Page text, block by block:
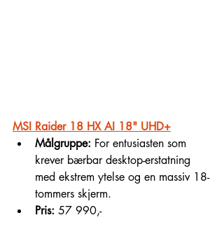
MSI Raider 18 HX AI 18" UHD+
Målgruppe: For entusiasten som
krever bærbar desktop-erstatning
med ekstrem ytelse og en massiv 18-
tommers skjerm.
Pris: 57 990,-